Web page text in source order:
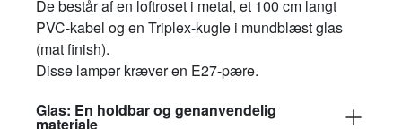
De består af en loftroset i metal, et 100 cm langt
PVC-kabel og en Triplex-kugle i mundblæst glas
(mat finish).
Disse lamper kræver en E27-pære.
Glas: En holdbar og genanvendelig
materiale